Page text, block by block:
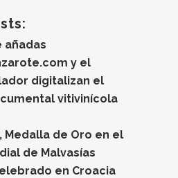
añadas
y el
digitalizan el
vitivinícola
Medalla de Oro en el
de Malvasías
en Croacia